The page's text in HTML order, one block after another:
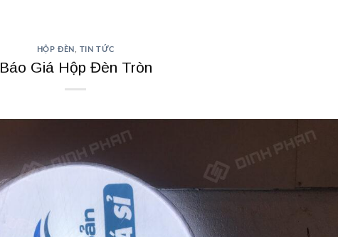
HỘP ĐÈN TIN TỨC
Báo Giá Hộp Đèn Tròn